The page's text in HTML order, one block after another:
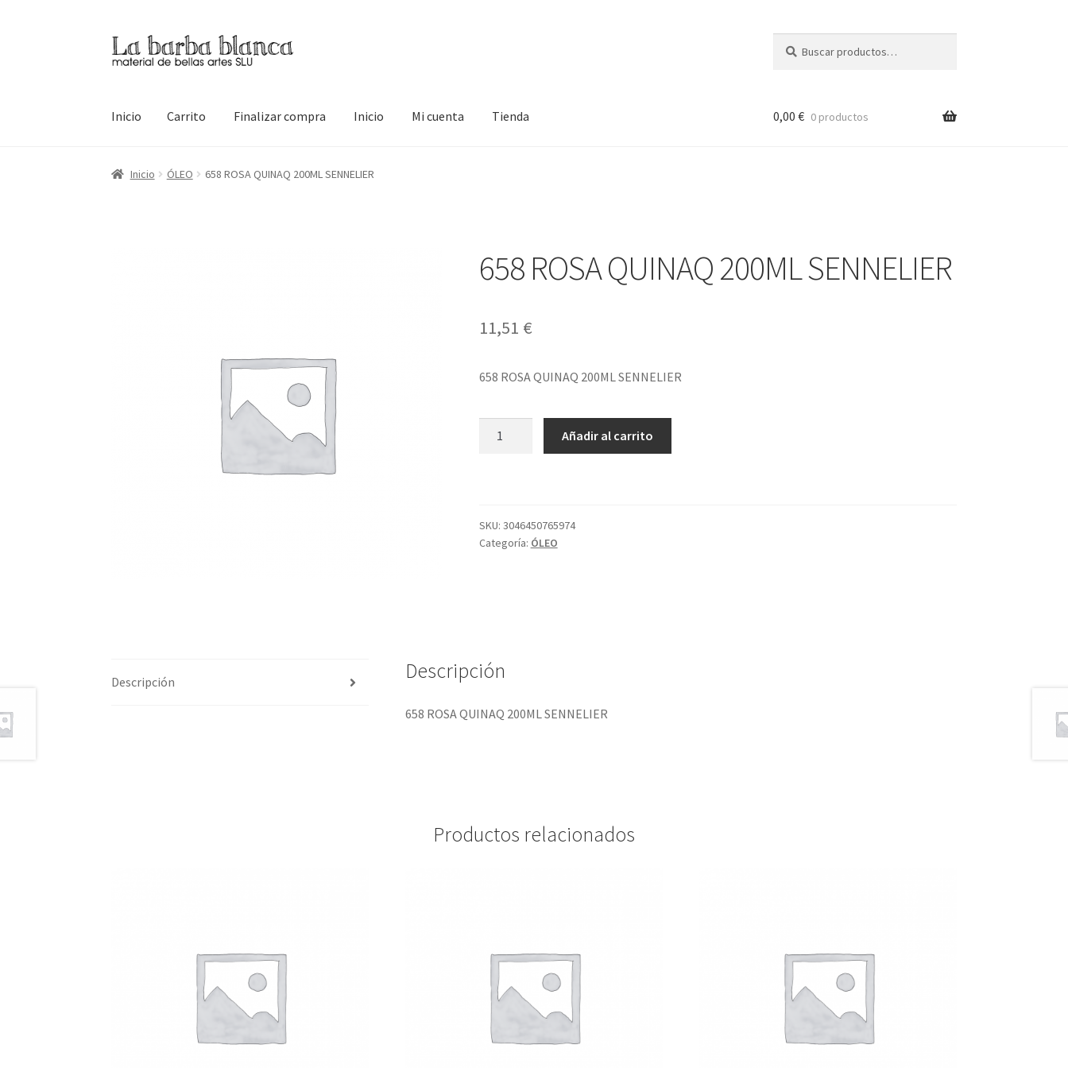
Ir
a
Ir
al
por:
Inicio Carrito Finalizar compra Inicio Mi cuenta Tienda
Inicio CarritoFinalizar compra InicioMi cuentaTienda
0,00 € 0 productos
Inicio ÓLEO 658 ROSA QUINAQ 200ML SENNELIER
658 ROSA QUINAQ 200ML SENNELIER
11,51 €
658 ROSA QUINAQ 200ML SENNELIER
cantidad
Añadir al carrito
SKU: 3046450765974
Categoría: ÓLEO
Descripción Descripción
658 ROSA QUINAQ 200ML SENNELIER
Productos relacionados